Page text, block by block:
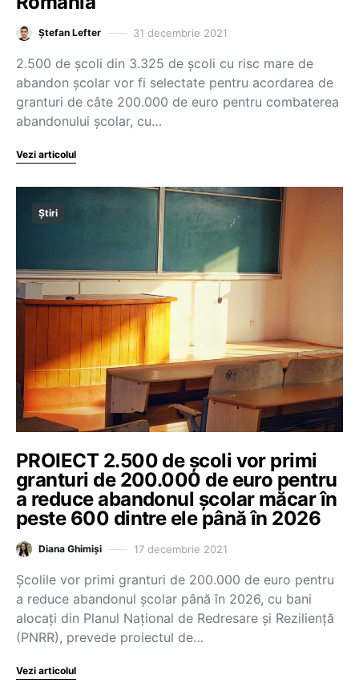
Ștefan Lefter 31 decembrie 2021
2.500 de școli din 3.325 de școli cu risc mare de
abandon școlar vor fi selectate pentru acordarea de
granturi de câte 200.000 de euro pentru combaterea
abandonului școlar, cu…
Vezi articolul
Știri
PROIECT 2.500 de școli vor primi
granturi de 200.000 de euro pentru
a reduce abandonul școlar măcar în
peste 600 dintre ele până în 2026
Diana Ghimiși 17 decembrie 2021
Școlile vor primi granturi de 200.000 de euro pentru
a reduce abandonul școlar până în 2026, cu bani
alocați din Planul Național de Redresare și Reziliență
(PNRR), prevede proiectul de…
Vezi articolul